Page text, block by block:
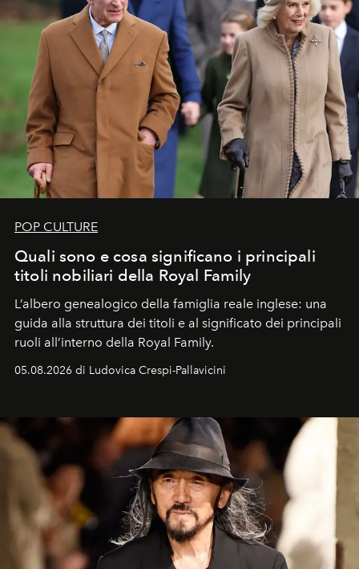
POP CULTURE
Quali sono e cosa significano i principali
titoli nobiliari della Royal Family
L’albero genealogico della famiglia reale inglese: una
guida alla struttura dei titoli e al significato dei principali
ruoli all’interno della Royal Family.
05.08.2026 di Ludovica Crespi-Pallavicini